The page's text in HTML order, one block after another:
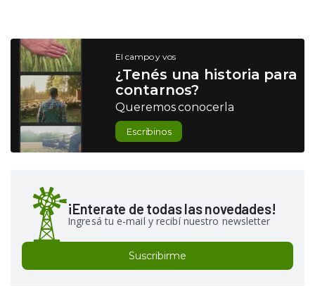
El campo y vos
¿Tenés una historia para
contarnos?
Queremos conocerla
Escribinos
¡Enterate de todas las novedades!
Ingresá tu e-mail y recibí nuestro newsletter
Suscribirme